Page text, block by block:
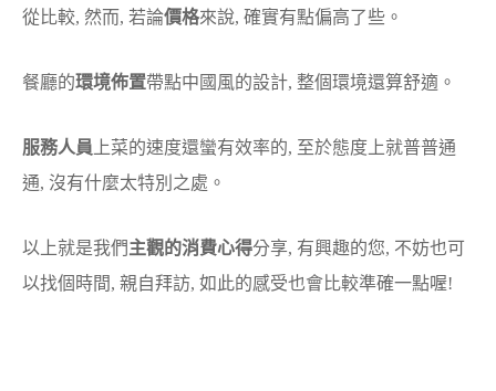
從比較, 然而, 若論價格來說, 確實有點偏高了些。
餐廳的環境佈置帶點中國風的設計, 整個環境還算舒適。
服務人員 上菜的速度還蠻有效率的, 至於態度上就普普通
通, 沒有什麼太特別之處。
以上就是我們主觀的消費心得分享, 有興趣的您, 不妨也可
以找個時間, 親自拜訪, 如此的感受也會比較準確一點喔!